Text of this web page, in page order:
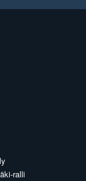
ralli